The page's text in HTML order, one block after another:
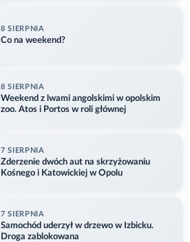
8 SIERPNIA
Co na weekend?
8 SIERPNIA
Weekend z lwami angolskimi w opolskim
zoo. Atos i Portos w roli głównej
7 SIERPNIA
Zderzenie dwóch aut na skrzyżowaniu
Kośnego i Katowickiej w Opolu
7 SIERPNIA
Samochód uderzył w drzewo w Izbicku.
Droga zablokowana